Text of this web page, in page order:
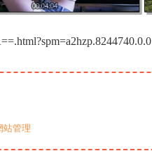
站管理